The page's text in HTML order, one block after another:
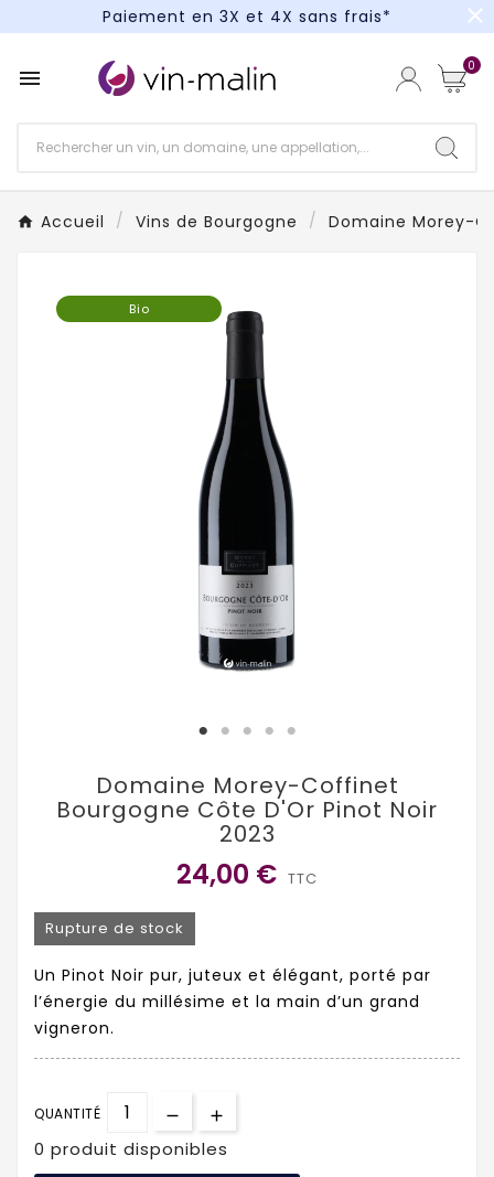
Paiement en 3X et 4X sans frais*
Paiement en 3X et 4X sans frais*
close
 0
Accueil Vins de Bourgogne Domaine Morey-
Bio
Domaine Morey-Coffinet
Bourgogne Côte D'Or Pinot Noir
2023
24,00 € TTC
Rupture de stock
Un Pinot Noir pur, juteux et élégant, porté par
l’énergie du millésime et la main d’un grand
vigneron.
QUANTITÉ
0 produit disponibles